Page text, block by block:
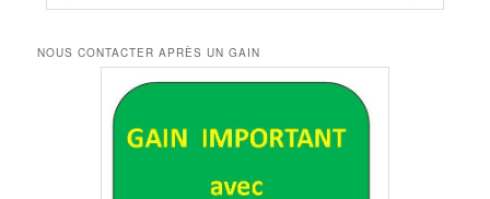
NOUS CONTACTER APRÈS UN GAIN